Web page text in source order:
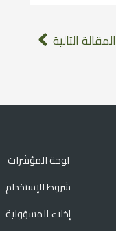
المقالة التالية
لوحة المؤشرات
شروط الإستخدام
إخلاء المسؤولية